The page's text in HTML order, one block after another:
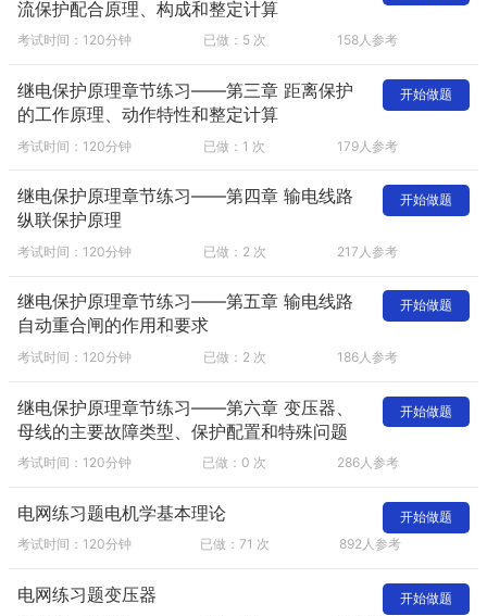
流保护配合原理、构成和整定计算
考试时间：120分钟 已做：5 次 158人参考
继电保护原理章节练习——第三章 距离保护
的工作原理、动作特性和整定计算
考试时间：120分钟 已做：1 次 179人参考
开始做题
继电保护原理章节练习——第四章 输电线路
纵联保护原理
考试时间：120分钟 已做：2 次 217人参考
开始做题
继电保护原理章节练习——第五章 输电线路
自动重合闸的作用和要求
考试时间：120分钟 已做：2 次 186人参考
开始做题
继电保护原理章节练习——第六章 变压器、
母线的主要故障类型、保护配置和特殊问题
考试时间：120分钟 已做：0 次 286人参考
开始做题
电网练习题电机学基本理论
考试时间：120分钟 已做：71 次 892人参考
开始做题
电网练习题变压器 开始做题